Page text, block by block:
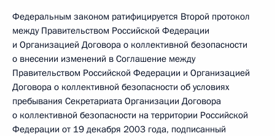
Федеральным законом ратифицируется Второй протокол
между Правительством Российской Федерации
и Организацией Договора о коллективной безопасности
о внесении изменений в Соглашение между
Правительством Российской Федерации и Организацией
Договора о коллективной безопасности об условиях
пребывания Секретариата Организации Договора
о коллективной безопасности на территории Российской
Федерации от 19 декабря 2003 года, подписанный